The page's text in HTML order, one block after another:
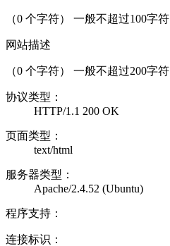
（0 个字符） 一般不超过100字符
网站描述
（0 个字符） 一般不超过200字符
协议类型：
HTTP/1.1 200 OK
页面类型：
text/html
服务器类型：
Apache/2.4.52 (Ubuntu)
程序支持：
连接标识：